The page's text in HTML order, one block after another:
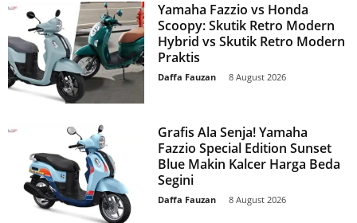
Yamaha Fazzio vs Honda
Scoopy: Skutik Retro Modern
Hybrid vs Skutik Retro Modern
Praktis
Daffa Fauzan 8 August 2026
Grafis Ala Senja! Yamaha
Fazzio Special Edition Sunset
Blue Makin Kalcer Harga Beda
Segini
Daffa Fauzan 8 August 2026